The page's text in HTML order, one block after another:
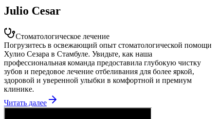
Julio Cesar
Стоматологическое лечение
Погрузитесь в освежающий опыт стоматологической помощи
Хулио Сезара в Стамбуле. Увидьте, как наша
профессиональная команда предоставила глубокую чистку
зубов и передовое лечение отбеливания для более яркой,
здоровой и уверенной улыбки в комфортной и премиум
клиникe.
Читать далее